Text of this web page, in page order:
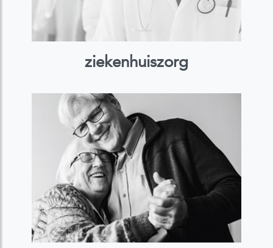
ziekenhuiszorg